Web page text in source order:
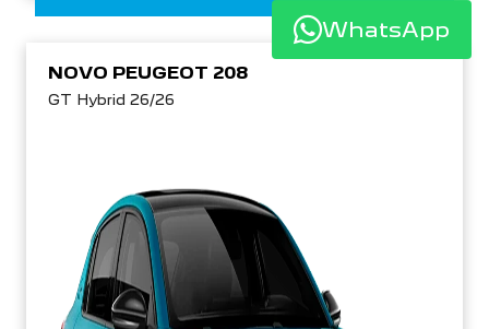
NOVO PEUGEOT 208
GT Hybrid 26/26
WhatsApp